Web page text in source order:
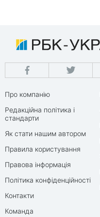
Про компанію
Редакційна політика і
стандарти
Як стати нашим автором
Правила користування
Правова інформація
Політика конфіденційності
Контакти
Команда